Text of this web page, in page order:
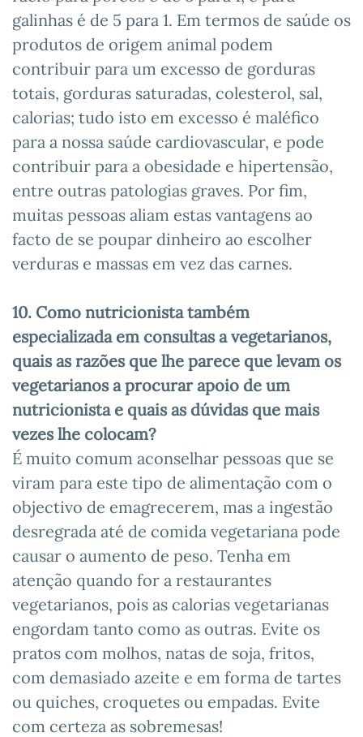
galinhas é de 5 para 1. Em termos de saúde os
produtos de origem animal podem
contribuir para um excesso de gorduras
totais, gorduras saturadas, colesterol, sal,
calorias; tudo isto em excesso é maléfico
para a nossa saúde cardiovascular, e pode
contribuir para a obesidade e hipertensão,
entre outras patologias graves. Por fim,
muitas pessoas aliam estas vantagens ao
facto de se poupar dinheiro ao escolher
verduras e massas em vez das carnes.
10. Como nutricionista também
especializada em consultas a vegetarianos,
quais as razões que lhe parece que levam os
vegetarianos a procurar apoio de um
nutricionista e quais as dúvidas que mais
vezes lhe colocam?
É muito comum aconselhar pessoas que se
viram para este tipo de alimentação com o
objectivo de emagrecerem, mas a ingestão
desregrada até de comida vegetariana pode
causar o aumento de peso. Tenha em
atenção quando for a restaurantes
vegetarianos, pois as calorias vegetarianas
engordam tanto como as outras. Evite os
pratos com molhos, natas de soja, fritos,
com demasiado azeite e em forma de tartes
ou quiches, croquetes ou empadas. Evite
com certeza as sobremesas!